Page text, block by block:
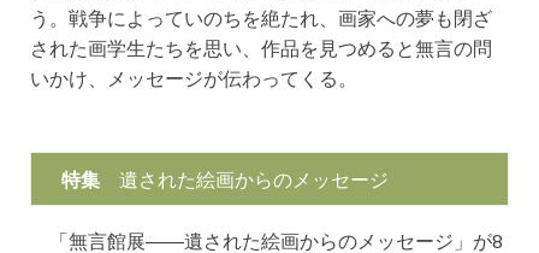
う。戦争によっていのちを絶たれ、画家への夢も閉ざ
された画学生たちを思い、作品を見つめると無言の問
いかけ、メッセージが伝わってくる。
特集 遺された絵画からのメッセージ
「無言館展――遺された絵画からのメッセージ」が8